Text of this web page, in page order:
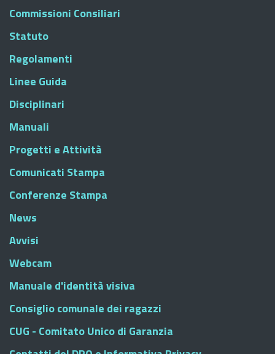
Commissioni Consiliari
Statuto
Regolamenti
Linee Guida
Disciplinari
Manuali
Progetti e Attività
Comunicati Stampa
Conferenze Stampa
News
Avvisi
Webcam
Manuale d'identità visiva
Consiglio comunale dei ragazzi
CUG - Comitato Unico di Garanzia